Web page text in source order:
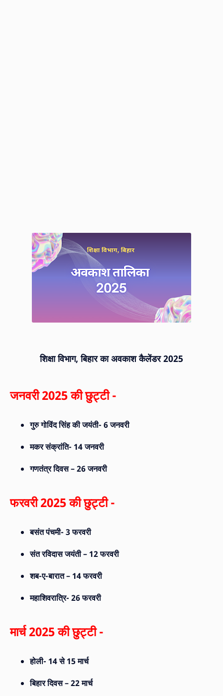
शिक्षा विभाग, बिहार का अवकाश कैलेंडर 2025
जनवरी 2025 की छुट्टी -
गुरु गोविंद सिंह की जयंती- 6 जनवरी
मकर संक्रांति- 14 जनवरी
गणतंत्र दिवस – 26 जनवरी
फरवरी 2025 की छुट्टी -
बसंत पंचमी- 3 फरवरी
संत रविदास जयंती – 12 फरवरी
शब-ए-बारात – 14 फरवरी
महाशिवरात्रि- 26 फरवरी
मार्च 2025 की छुट्टी -
होली- 14 से 15 मार्च
बिहार दिवस – 22 मार्च